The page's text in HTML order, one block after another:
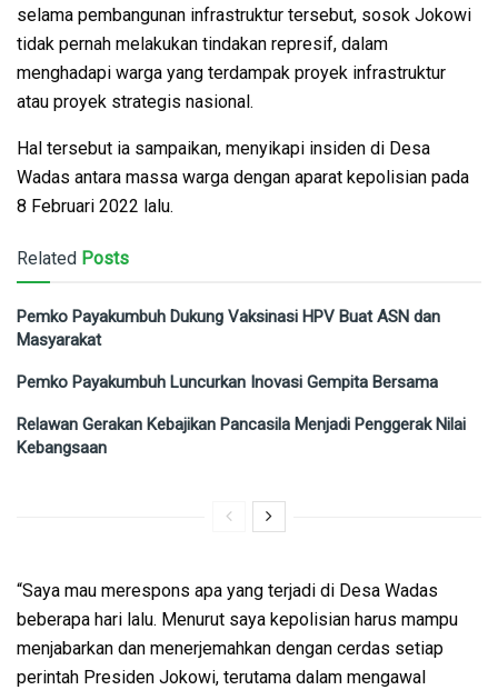
selama pembangunan infrastruktur tersebut, sosok Jokowi
tidak pernah melakukan tindakan represif, dalam
menghadapi warga yang terdampak proyek infrastruktur
atau proyek strategis nasional.
Hal tersebut ia sampaikan, menyikapi insiden di Desa
Wadas antara massa warga dengan aparat kepolisian pada
8 Februari 2022 lalu.
Related Posts
Pemko Payakumbuh Dukung Vaksinasi HPV Buat ASN dan
Masyarakat
Pemko Payakumbuh Luncurkan Inovasi Gempita Bersama
Relawan Gerakan Kebajikan Pancasila Menjadi Penggerak Nilai
Kebangsaan
“Saya mau merespons apa yang terjadi di Desa Wadas
beberapa hari lalu. Menurut saya kepolisian harus mampu
menjabarkan dan menerjemahkan dengan cerdas setiap
perintah Presiden Jokowi, terutama dalam mengawal